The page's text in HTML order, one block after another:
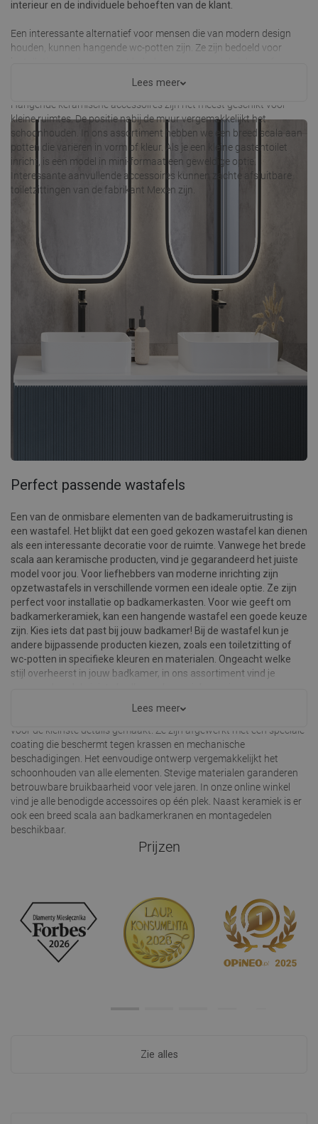
interieur en de individuele behoeften van de klant.
Een interessante alternatief voor mensen die van modern design
houden, kunnen hangende wc-potten zijn. Ze zijn bedoeld voor
Hoewel de installatie vrij ingewikkeld is en veel werk vergt, biedt het
Hangende keramische accessoires zijn het meest geschikt voor
kleine ruimtes. De positie nabij de muur vergemakkelijkt het
schoonhouden. In ons assortiment hebben we een breed scala aan
potten die variëren in vorm of kleur. Als je een kleine gastentoilet
inricht, is een model in mini-formaat een geweldige optie.
Interessante aanvullende accessoires kunnen zachte afsluitbare
toiletzittingen van de fabrikant Mexen zijn.
Lees meer
Perfect passende wastafels
Een van de onmisbare elementen van de badkameruitrusting is
een wastafel. Het blijkt dat een goed gekozen wastafel kan dienen
als een interessante decoratie voor de ruimte. Vanwege het brede
scala aan keramische producten, vind je gegarandeerd het juiste
model voor jou. Voor liefhebbers van moderne inrichting zijn
opzetwastafels in verschillende vormen een ideale optie. Ze zijn
perfect voor installatie op badkamerkasten. Voor wie geeft om
badkamerkeramiek, kan een hangende wastafel een goede keuze
zijn. Kies iets dat past bij jouw badkamer! Bij de wastafel kun je
andere bijpassende producten kiezen, zoals een toiletzitting of
wc-potten in specifieke kleuren en materialen. Ongeacht welke
stijl overheerst in jouw badkamer, in ons assortiment vind je
voor de kleinste details gemaakt. Ze zijn afgewerkt met een speciale
coating die beschermt tegen krassen en mechanische
beschadigingen. Het eenvoudige ontwerp vergemakkelijkt het
schoonhouden van alle elementen. Stevige materialen garanderen
betrouwbare bruikbaarheid voor vele jaren. In onze online winkel
vind je alle benodigde accessoires op één plek. Naast keramiek is er
ook een breed scala aan badkamerkranen en montagedelen
beschikbaar.
Lees meer
Prijzen
Zie alles